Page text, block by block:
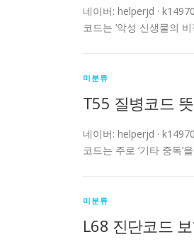
네이버: helperjd ·
코드는 ‘악성 신생물의
미분류
T55 질병코드
네이버: helperjd ·
코드는 주로 ‘기타 중독
미분류
L68 진단코드